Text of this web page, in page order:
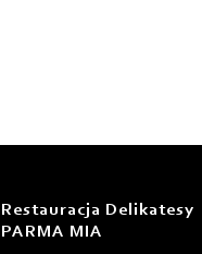
Restauracja Delikatesy
PARMA MIA